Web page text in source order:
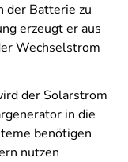
der Batterie zu
erzeugt er aus
Wechselstrom
der Solarstrom
in die
benötigen
nutzen